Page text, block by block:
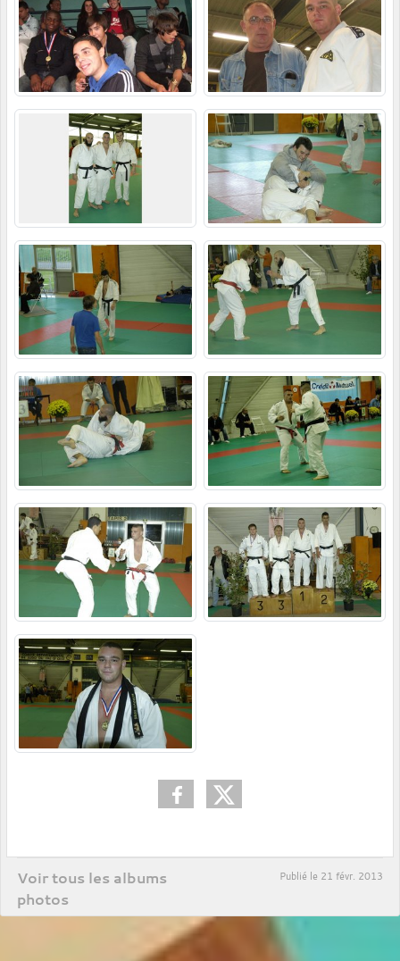
Voir tous les albums
photos
Publié le 21 févr. 2013